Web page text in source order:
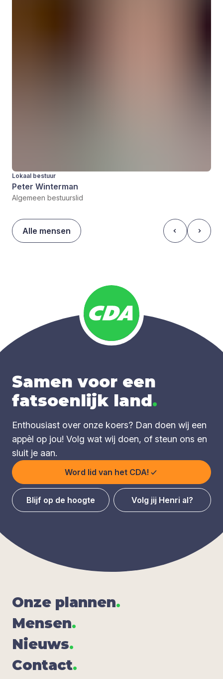
Lokaal bestuur
Peter Winterman
Algemeen bestuurslid
Alle mensen
Samen voor een
fatsoenlijk land.
Enthousiast over onze koers? Dan doen wij een
appèl op jou! Volg wat wij doen, of steun ons en
sluit je aan.
Word lid van het CDA!
Blijf op de hoogte Volg jij Henri al?
Onze plan­nen.
Men­sen.
Nieuws.
Con­tact.